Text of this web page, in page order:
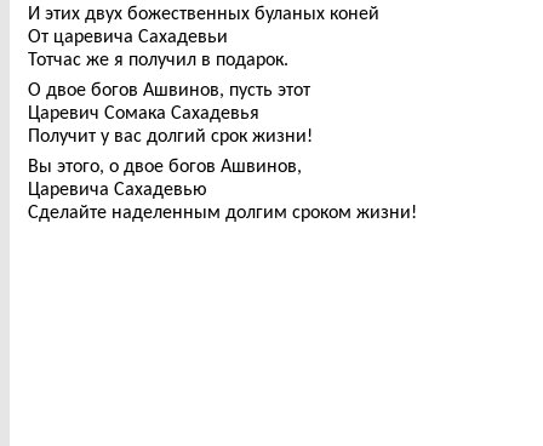
И этих двух божественных буланых коней
От царевича Сахадевьи
Тотчас же я получил в подарок.
О двое богов Ашвинов, пусть этот
Царевич Сомака Сахадевья
Получит у вас долгий срок жизни!
Вы этого, о двое богов Ашвинов,
Царевича Сахадевью
Сделайте наделенным долгим сроком жизни!